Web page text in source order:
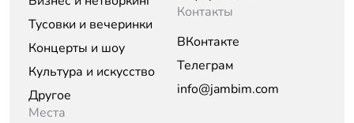
Тусовки и вечеринки
Концерты и шоу
Культура и искусство
Другое
Места
Контакты
ВКонтакте
Телеграм
info@jambim.com